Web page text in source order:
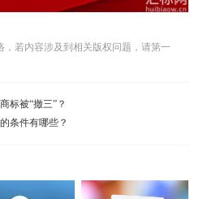
，若内容涉及到相关版权问题，请第一
标被“撤三”？
条件有哪些？